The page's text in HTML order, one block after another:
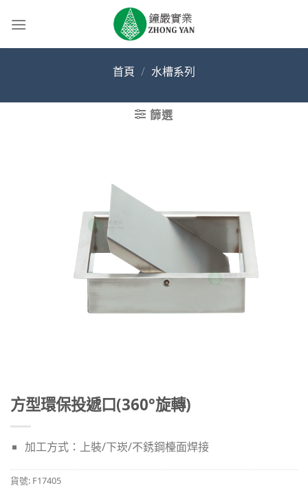
首頁 / 水槽系列
篩選
方型環保投遞口(360°旋轉)
加工方式：上裝/下崁/不銹鋼檯面焊接
貨號: F17405